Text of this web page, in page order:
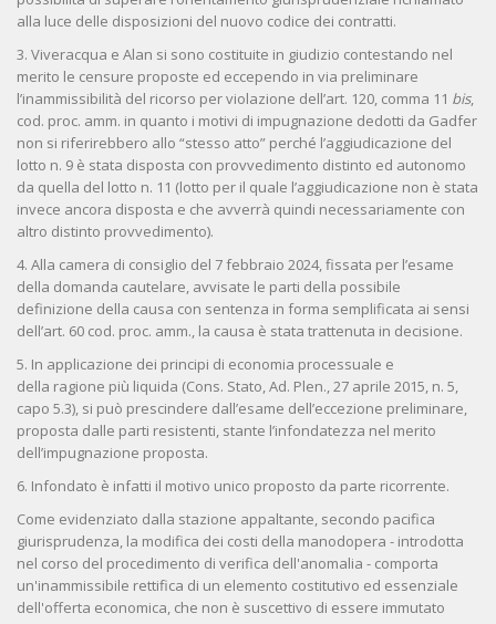
alla luce delle disposizioni del nuovo codice dei contratti.
3. Viveracqua e Alan si sono costituite in giudizio contestando nel
merito le censure proposte ed eccependo in via preliminare
l’inammissibilità del ricorso per violazione dell’art. 120, comma 11 bis,
cod. proc. amm. in quanto i motivi di impugnazione dedotti da Gadfer
non si riferirebbero allo “stesso atto” perché l’aggiudicazione del
lotto n. 9 è stata disposta con provvedimento distinto ed autonomo
da quella del lotto n. 11 (lotto per il quale l’aggiudicazione non è stata
invece ancora disposta e che avverrà quindi necessariamente con
altro distinto provvedimento).
4. Alla camera di consiglio del 7 febbraio 2024, fissata per l’esame
della domanda cautelare, avvisate le parti della possibile
definizione della causa con sentenza in forma semplificata ai sensi
dell’art. 60 cod. proc. amm., la causa è stata trattenuta in decisione.
5. In applicazione dei principi di economia processuale e
della ragione più liquida (Cons. Stato, Ad. Plen., 27 aprile 2015, n. 5,
capo 5.3), si può prescindere dall’esame dell’eccezione preliminare,
proposta dalle parti resistenti, stante l’infondatezza nel merito
dell’impugnazione proposta.
6. Infondato è infatti il motivo unico proposto da parte ricorrente.
Come evidenziato dalla stazione appaltante, secondo pacifica
giurisprudenza, la modifica dei costi della manodopera - introdotta
nel corso del procedimento di verifica dell'anomalia - comporta
un'inammissibile rettifica di un elemento costitutivo ed essenziale
dell'offerta economica, che non è suscettivo di essere immutato